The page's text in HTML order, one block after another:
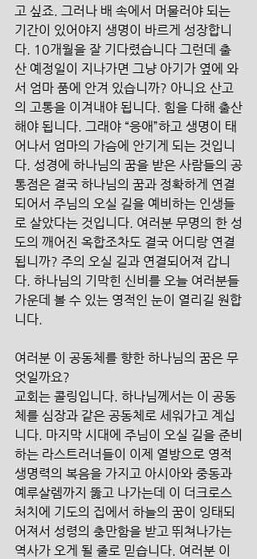
고 싶죠. 그러나 배 속에서 머물러야 되는
기간이 있어야지 생명이 바르게 성장합니
다. 10개월을 잘 기다렸습니다 그런데 출
산 예정일이 지나가면 그냥 아기가 옆에 와
서 엄마 품에 안겨 있습니까? 아니요 산고
의 고통을 이겨내야 됩니다. 힘을 다해 출산
해야 됩니다. 그래야 “응애”하고 생명이 태
어나서 엄마의 가슴에 안기게 되는 것입니
다. 성경에 하나님의 꿈을 받은 사람들의 공
통점은 결국 하나님의 꿈과 정확하게 연결
되어서 주님의 오실 길을 예비하는 인생들
로 살았다는 것입니다. 여러분 무명의 한 성
도의 깨어진 옥합조차도 결국 어디랑 연결
됩니까? 주의 오실 길과 연결되어져 갑니
다. 하나님의 기막힌 신비를 오늘 여러분들
가운데 볼 수 있는 영적인 눈이 열리길 원합
니다.
여러분 이 공동체를 향한 하나님의 꿈은 무
엇일까요?
교회는 콜링입니다. 하나님께서는 이 공동
체를 심장과 같은 공동체로 세워가고 계십
니다. 마지막 시대에 주님이 오실 길을 준비
하는 라스트러너들이 이제 열방으로 영적
생명력의 복음을 가지고 아시아와 중동과
예루살렘까지 뚫고 나가는데 이 더크로스
처치에 기도의 집에서 하늘의 꿈이 잉태되
어져서 성령의 충만함을 받고 뛰쳐나가는
역사가 오게 될 줄로 믿습니다. 여러분 이